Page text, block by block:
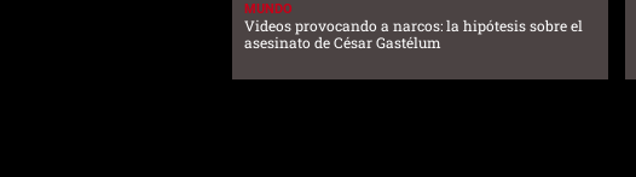
MUNDO
Videos provocando a narcos: la hipótesis sobre el
asesinato de César Gastélum